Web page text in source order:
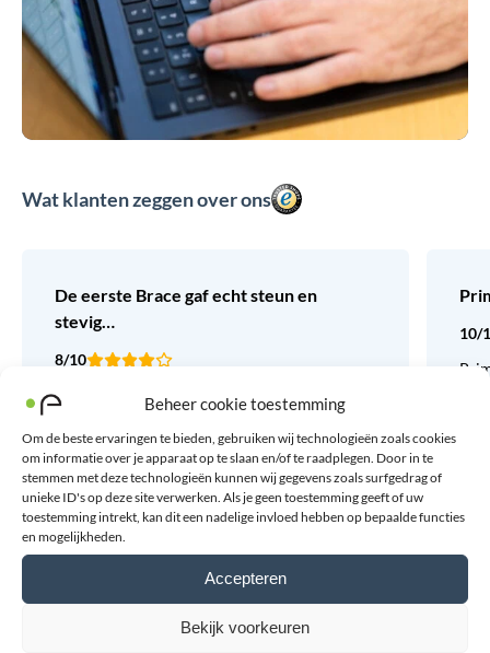
Beheer cookie toestemming
Om de beste ervaringen te bieden, gebruiken wij technologieën zoals cookies
om informatie over je apparaat op te slaan en/of te raadplegen. Door in te
stemmen met deze technologieën kunnen wij gegevens zoals surfgedrag of
unieke ID's op deze site verwerken. Als je geen toestemming geeft of uw
toestemming intrekt, kan dit een nadelige invloed hebben op bepaalde functies
en mogelijkheden.
Accepteren
Bekijk voorkeuren
Wat klanten zeggen over ons
De eerste Brace gaf echt steun en
stevig…
8/10
De eerste Brace gaf echt steun en stevigheid(
vraag ik me af wat het doet en in hoeverre helpt
10/
Laat een review achter